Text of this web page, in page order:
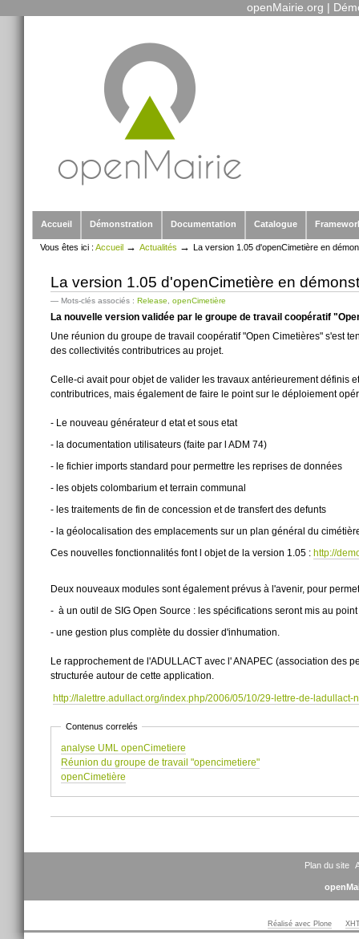
openMairie.org |
Accueil
Démonstration Documentation Catalogue
Vous êtes ici : Accueil → Actualités → La version 1.05 d'openCimetière en
La version 1.05 d'openCimetière en
— Mots-clés associés : Release,openCimetière
La nouvelle version validée par le groupe de travail coopératif
Une réunion du groupe de travail coopératif "Open Cimetières" s'est
des collectivités contributrices au projet.
Celle-ci avait pour objet de valider les travaux antérieurement définis
contributrices, mais également de faire le point sur le déploiement
- Le nouveau générateur d etat et sous etat
- la documentation utilisateurs (faite par l ADM 74)
- le fichier imports standard pour permettre les reprises de données
- les objets colombarium et terrain communal
- les traitements de fin de concession et de transfert des defunts
- la géolocalisation des emplacements sur un plan général du
Ces nouvelles fonctionnalités font l objet de la version 1.05 : http://
Deux nouveaux modules sont également prévus à l'avenir, pour
- à un outil de SIG Open Source : les spécifications seront mis au
- une gestion plus complète du dossier d'inhumation.
Le rapprochement de l'ADULLACT avec l' ANAPEC (association des
structurée autour de cette application.
http://lalettre.adullact.org/index.php/2006/05/10/29-lettre-de-ladullact-
Contenus correlés
analyse UML openCimetiere
Réunion du groupe de travail "opencimetiere"
openCimetière
document
Plan du site
Réalisé avec Plone